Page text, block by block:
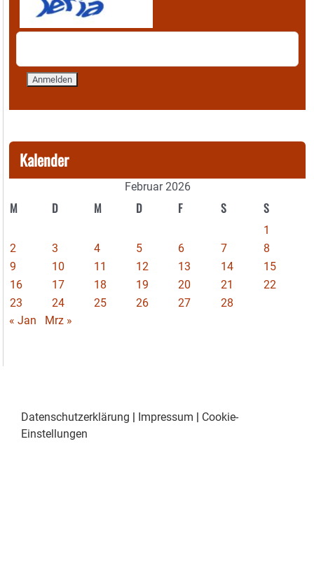
Kalender
Februar 2026
M D M D F S S
1
2
3 4 5 6 7
8
9
10 11 12 13 14
15
16
17 18 19 20 21
22
23
24 25 26 27
28
« Jan
Mrz »
Datenschutzerklärung Impressum
Cookie-
Einstellungen